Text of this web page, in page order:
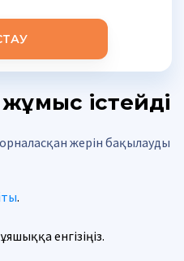
істейді
жерін бақылауды
.
енгізіңіз.